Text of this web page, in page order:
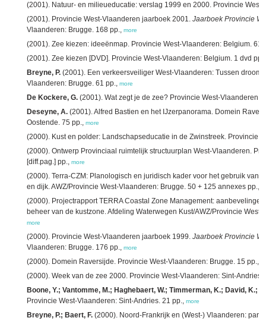
(2001). Natuur- en milieueducatie: verslag 1999 en 2000. Provincie
(2001). Provincie West-Vlaanderen jaarboek 2001. Jaarboek Provincie
Vlaanderen: Brugge. 168 pp., more
(2001). Zee kiezen: ideeënmap. Provincie West-Vlaanderen: Belgium.
(2001). Zee kiezen [DVD]. Provincie West-Vlaanderen: Belgium. 1 dvd
Breyne, P. (2001). Een verkeersveiliger West-Vlaanderen: Tussen droom
Vlaanderen: Brugge. 61 pp., more
De Kockere, G. (2001). Wat zegt je de zee? Provincie West-Vlaanderen:
Deseyne, A. (2001). Alfred Bastien en het IJzerpanorama. Domein
Oostende. 75 pp., more
(2000). Kust en polder: Landschapseducatie in de Zwinstreek. Provincie
(2000). Ontwerp Provinciaal ruimtelijk structuurplan West-Vlaanderen.
[diff.pag.] pp., more
(2000). Terra-CZM: Planologisch en juridisch kader voor het gebruik van
en dijk. AWZ/Provincie West-Vlaanderen: Brugge. 50 + 125 annexes pp.,
(2000). Projectrapport TERRA Coastal Zone Management:
beheer van de kustzone. Afdeling Waterwegen Kust/AWZ/Provincie
more
(2000). Provincie West-Vlaanderen jaarboek 1999. Jaarboek Provincie
Vlaanderen: Brugge. 176 pp., more
(2000). Domein Raversijde. Provincie West-Vlaanderen: Brugge. 15 pp.,
(2000). Week van de zee 2000. Provincie West-Vlaanderen: Sint-
Boone, Y.; Vantomme, M.; Haghebaert, W.; Timmerman, K.; David, K.;
Provincie West-Vlaanderen: Sint-Andries. 21 pp., more
Breyne, P.; Baert, F. (2000). Noord-Frankrijk en (West-) Vlaanderen: